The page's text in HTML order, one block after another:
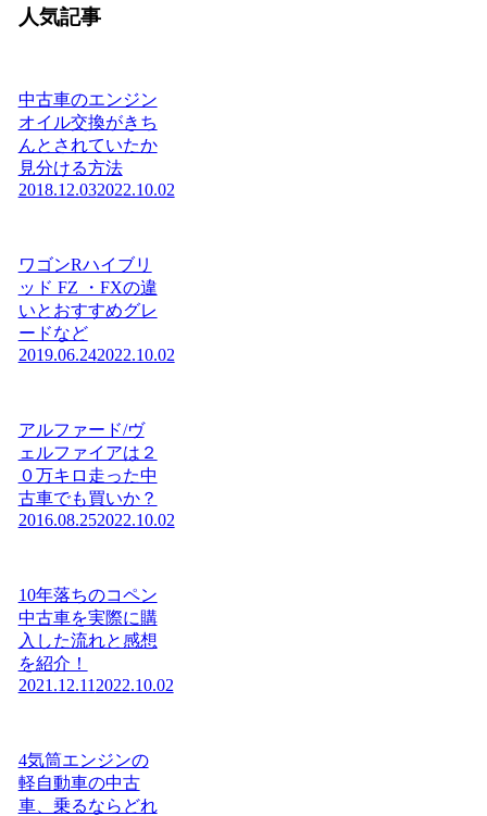
人気記事
中古車のエンジン
オイル交換がきち
んとされていたか
見分ける方法
2018.12.032022.10.02
ワゴンRハイブリ
ッド FZ ・FXの違
いとおすすめグレ
ードなど
2019.06.242022.10.02
アルファード/ヴ
ェルファイアは２
０万キロ走った中
古車でも買いか？
2016.08.252022.10.02
10年落ちのコペン
中古車を実際に購
入した流れと感想
を紹介！
2021.12.11 2022.10.02
4気筒エンジンの
軽自動車の中古
車、乗るならどれ